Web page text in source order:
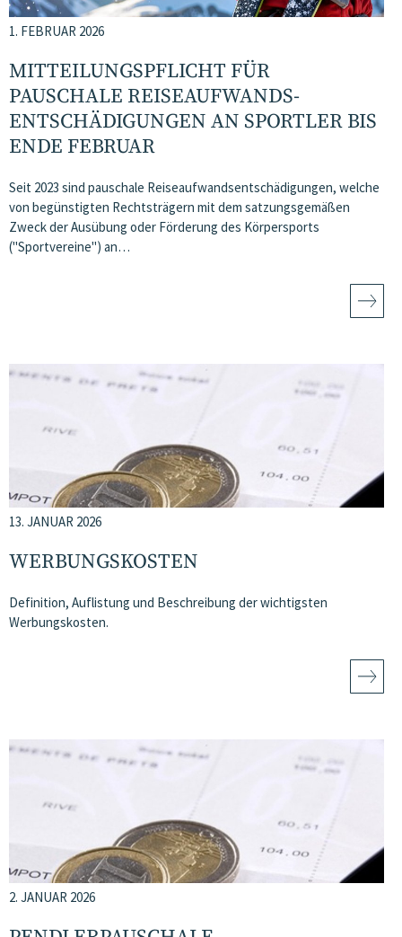
1. FEBRUAR 2026
MITTEILUNGSPFLICHT FÜR
PAUSCHALE REISEAUFWANDS­
ENTSCHÄDIGUNGEN AN SPORTLER BIS
ENDE FEBRUAR
Seit 2023 sind pauschale Reiseaufwandsentschädigungen, welche
von begünstigten Rechtsträgern mit dem satzungsgemäßen
Zweck der Ausübung oder Förderung des Körpersports
("Sportvereine") an…
13. JANUAR 2026
WERBUNGSKOSTEN
Definition, Auflistung und Beschreibung der wichtigsten
Werbungskosten.
2. JANUAR 2026